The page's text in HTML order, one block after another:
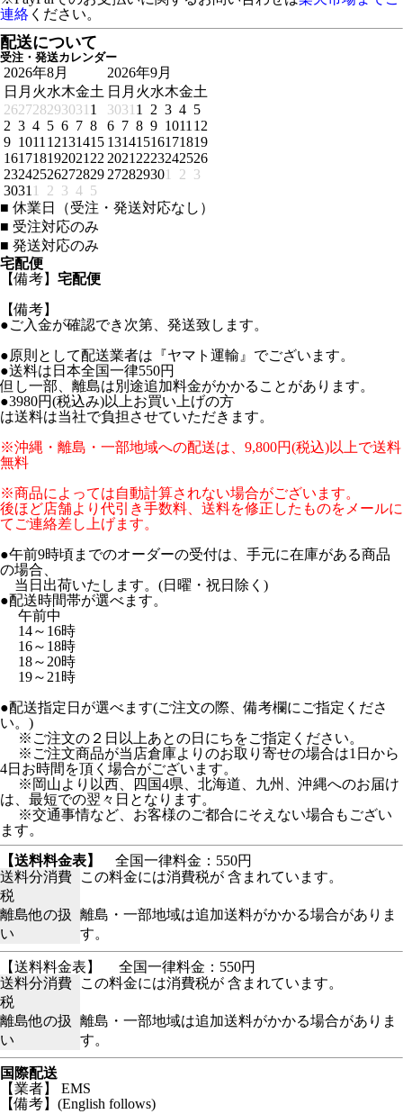
連絡 ください。
配送について
受注・発送カレンダー
2026年8月
日 月 火水木金土
262728293031 1
2 3 4 5 6 7 8
9 1011 12131415
161718192021 22
23242526272829
3031 1 2 3 4 5
2026年9月
日 月 火水木金土
3031 1 2 3 4 5
6 7 8 9 1011 12
13141516171819
2021 2223242526
272829301 2 3
■ 休業日（受注・発送対応なし）
■ 受注対応のみ
■ 発送対応のみ
宅配便
【備考】 宅配便
【備考】
●ご入金が確認でき次第、発送致します。
●原則として配送業者は『ヤマト運輸』でございます。
●送料は日本全国一律550円
但し一部、離島は別途追加料金がかかることがあります。
●3980円(税込み)以上お買い上げの方
は送料は当社で負担させていただきます。
※沖縄・離島・一部地域への配送は、9,800円(税込)以上で送料
無料
※商品によっては自動計算されない場合がございます。
後ほど店舗より代引き手数料、送料を修正したものをメールに
てご連絡差し上げます。
●午前9時頃までのオーダーの受付は、手元に在庫がある商品
の場合、
当日出荷いたします。(日曜・祝日除く)
●配送時間帯が選べます。
午前中
14～16時
16～18時
18～20時
19～21時
●配送指定日が選べます(ご注文の際、備考欄にご指定くださ
い。)
※ご注文の２日以上あとの日にちをご指定ください。
※ご注文商品が当店倉庫よりのお取り寄せの場合は1日から
4日お時間を頂く場合がございます。
※岡山より以西、四国4県、北海道、九州、沖縄へのお届け
は、最短での翌々日となります。
※交通事情など、お客様のご都合にそえない場合もござい
ます。
【送料料金表】
全国一律料金：550円
送料分消費
税
この料金には消費税が 含まれています。
離島他の扱
い
離島・一部地域は追加送料がかかる場合がありま
す。
【送料料金表】
全国一律料金：550円
送料分消費
税
この料金には消費税が 含まれています。
離島他の扱
い
離島・一部地域は追加送料がかかる場合がありま
す。
国際配送
【業者】 EMS
【備考】(English follows)